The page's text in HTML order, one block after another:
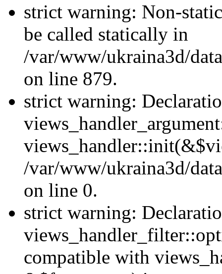
strict warning: Non-
be called statically in
/var/www/ukraina3d/
on line 879.
strict warning:
/var/www/ukraina3d/
on line 0.
strict warning:
compatible with